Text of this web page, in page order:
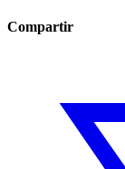
Compartir